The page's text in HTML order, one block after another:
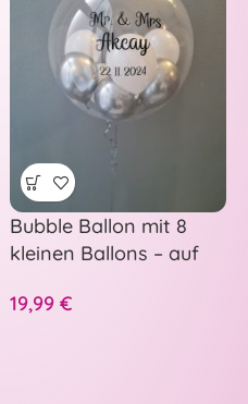
Bubble Ballon mit 8
kleinen Ballons – auf
19,99 €